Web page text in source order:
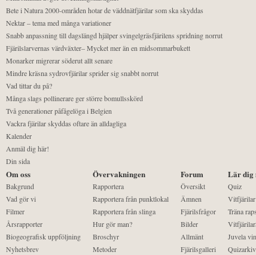
Bete i Natura 2000-områden hotar de väddnätfjärilar som ska skyddas
Nektar – tema med många variationer
Snabb anpassning till dagslängd hjälper svingelgräsfjärilens spridning norrut
Fjärilslarvernas värdväxter– Mycket mer än en midsommarbukett
Monarker migrerar söderut allt senare
Mindre kräsna sydrovfjärilar sprider sig snabbt norrut
Vad tittar du på?
Många slags pollinerare ger större bomullsskörd
Två generationer påfågelöga i Belgien
Vackra fjärilar skyddas oftare än alldagliga
Kalender
Anmäl dig här!
Din sida
Om oss
Bakgrund
Vad gör vi
Filmer
Årsrapporter
Biogeografisk uppföljning
Nyhetsbrev
Övervakningen
Rapportera
Rapportera från punktlokal
Rapportera från slinga
Hur gör man?
Broschyr
Metoder
Forum
Översikt
Ämnen
Fjärilsfrågor
Bilder
Allmänt
Fjärilsgalleri
Lär dig
Quiz
Vitfjärilar
Träna
Juvela
Quizarkiv